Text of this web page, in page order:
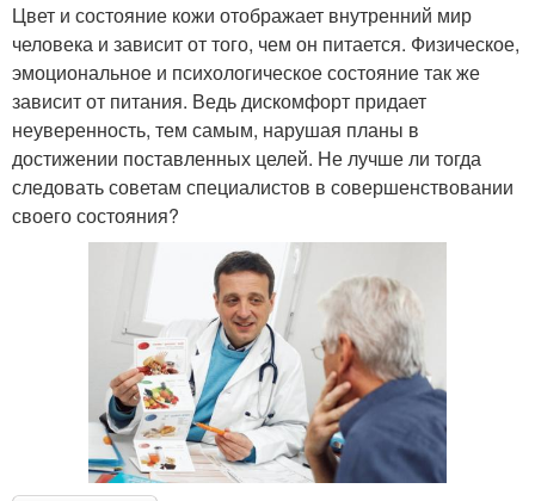
Цвет и состояние кожи отображает внутренний мир
человека и зависит от того, чем он питается. Физическое,
эмоциональное и психологическое состояние так же
зависит от питания. Ведь дискомфорт придает
неуверенность, тем самым, нарушая планы в
достижении поставленных целей. Не лучше ли тогда
следовать советам специалистов в совершенствовании
своего состояния?